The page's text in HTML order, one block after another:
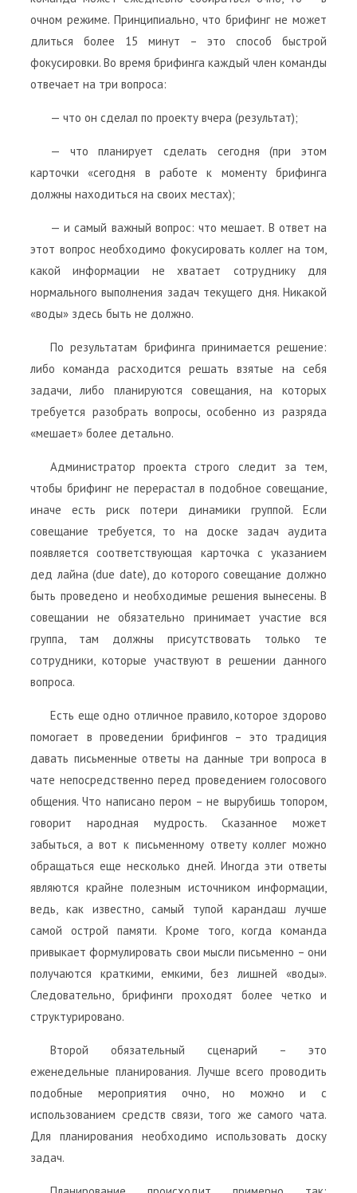
очном режиме. Принципиально, что брифинг не может
длиться более 15 минут – это способ быстрой
фокусировки. Во время брифинга каждый член команды
отвечает на три вопроса:
— что он сделал по проекту вчера (результат);
— что планирует сделать сегодня (при этом
карточки «сегодня в работе к моменту брифинга
должны находиться на своих местах);
— и самый важный вопрос: что мешает. В ответ на
этот вопрос необходимо фокусировать коллег на том,
какой информации не хватает сотруднику для
нормального выполнения задач текущего дня. Никакой
«воды» здесь быть не должно.
По результатам брифинга принимается решение:
либо команда расходится решать взятые на себя
задачи, либо планируются совещания, на которых
требуется разобрать вопросы, особенно из разряда
«мешает» более детально.
Администратор проекта строго следит за тем,
чтобы брифинг не перерастал в подобное совещание,
иначе есть риск потери динамики группой. Если
совещание требуется, то на доске задач аудита
появляется соответствующая карточка с указанием
дед лайна (due date), до которого совещание должно
быть проведено и необходимые решения вынесены. В
совещании не обязательно принимает участие вся
группа, там должны присутствовать только те
сотрудники, которые участвуют в решении данного
вопроса.
Есть еще одно отличное правило, которое здорово
помогает в проведении брифингов – это традиция
давать письменные ответы на данные три вопроса в
чате непосредственно перед проведением голосового
общения. Что написано пером – не вырубишь топором,
говорит народная мудрость. Сказанное может
забыться, а вот к письменному ответу коллег можно
обращаться еще несколько дней. Иногда эти ответы
являются крайне полезным источником информации,
ведь, как известно, самый тупой карандаш лучше
самой острой памяти. Кроме того, когда команда
привыкает формулировать свои мысли письменно – они
получаются краткими, емкими, без лишней «воды».
Следовательно, брифинги проходят более четко и
структурировано.
Второй обязательный сценарий – это
еженедельные планирования. Лучше всего проводить
подобные мероприятия очно, но можно и с
использованием средств связи, того же самого чата.
Для планирования необходимо использовать доску
задач.